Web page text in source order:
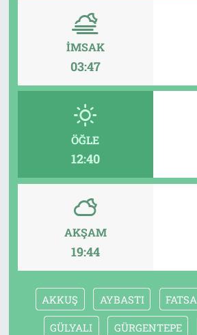
İMSAK
03:47
ÖĞLE
12:40
AKŞAM
19:44
AKKUŞ AYBASTI FATSA
GÜLYALI GÜRGENTEPE